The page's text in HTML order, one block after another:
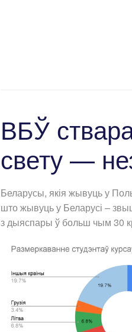
ВБЎ
свету —
Беларусы, якія жывуць у
што жывуць у Беларусі –
з дыяспары ў больш чым 30